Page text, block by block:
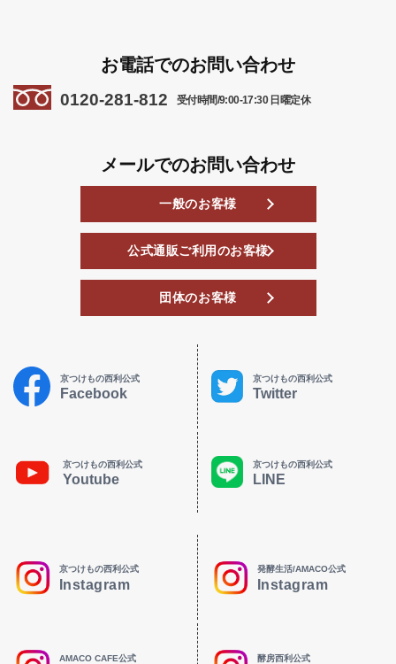
お電話でのお問い合わせ
0120-281-812 受付時間/9:00-17:30 日曜定休
メールでのお問い合わせ
一般のお客様
公式通販ご利用のお客様
団体のお客様
京つけもの西利公式
Facebook
京つけもの西利公式
Twitter
京つけもの西利公式
Youtube
京つけもの西利公式
LINE
京つけもの西利公式
Instagram
発酵生活/AMACO公式
Instagram
AMACO CAFE公式 酵房西利公式